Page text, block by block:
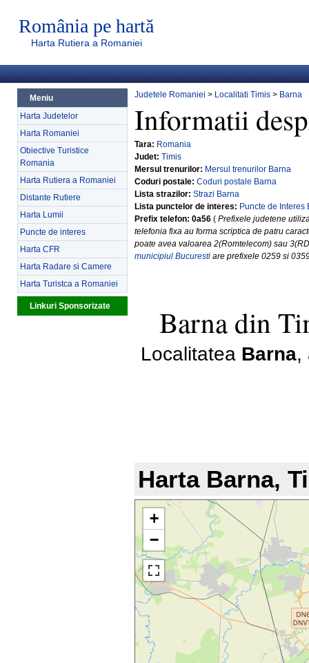
România pe hartă
Harta Rutiera a Romaniei
Meniu
Harta Judetelor
Harta Romaniei
Obiective Turistice
Romania
Harta Rutiera a Romaniei
Distante Rutiere
Harta Lumii
Puncte de interes
Harta CFR
Harta Radare si Camere
Harta Turistca a Romaniei
Linkuri Sponsorizate
Judetele Romaniei > Localitati Timis > Barna
Informatii
Tara: Romania
Judet: Timis
Mersul trenurilor: Mersul trenurilor Barna
Coduri postale: Coduri postale Barna
Lista strazilor: Strazi Barna
Lista punctelor de interes: Puncte de Interes
Prefix telefon: 0a56 ( Prefixele judetene
telefonia fixa au forma scriptica de patru
poate avea valoarea 2(Romtelecom) sau
municipiul Bucuresti are prefixele 0259 si
Barna din
Localitatea Barna,
Harta Barna,
+
−